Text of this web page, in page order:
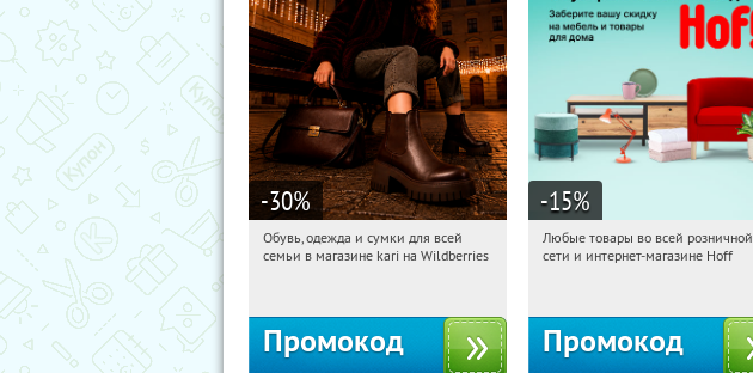
-30%
19:05:23 Получили:
Обувь, одежда и сумки для всей
семьи в магазине kari на Wildberries
Промокод
-15%
19:05:23 Получили:
Любые товары во всей розничной
сети и интернет-магазине Hoff
Промокод